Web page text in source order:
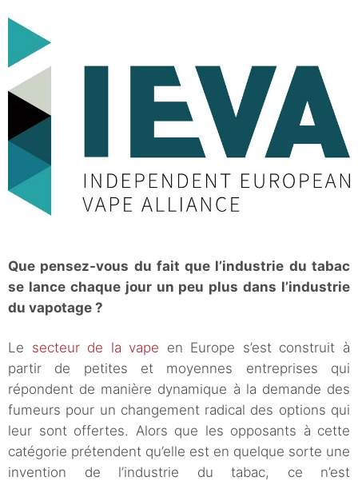
Que pensez-vous du fait que l’industrie du tabac
se lance chaque jour un peu plus dans l’industrie
du vapotage ?
Le secteur de la vape en Europe s’est construit à
partir de petites et moyennes entreprises qui
répondent de manière dynamique à la demande des
fumeurs pour un changement radical des options qui
leur sont offertes. Alors que les opposants à cette
catégorie prétendent qu’elle est en quelque sorte une
invention de l’industrie du tabac, ce n’est